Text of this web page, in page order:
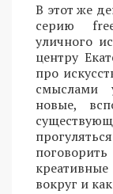
В этот же
серию
уличного
центру
про
смыслами
новые,
вокруг и